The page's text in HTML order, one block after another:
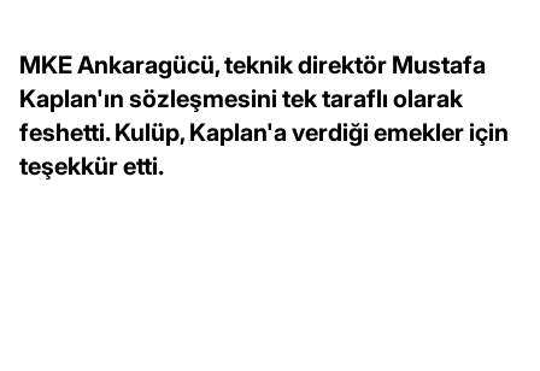
MKE Ankaragücü, teknik direktör Mustafa
Kaplan'ın sözleşmesini tek taraflı olarak
feshetti. Kulüp, Kaplan'a verdiği emekler için
teşekkür etti.